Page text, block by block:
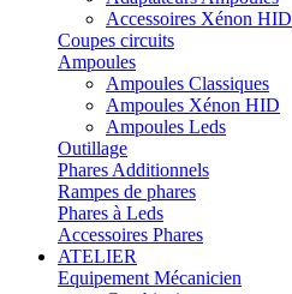
Accessoires Xénon HID
Coupes circuits
Ampoules
Ampoules Classiques
Ampoules Xénon HID
Ampoules Leds
Outillage
Phares Additionnels
Rampes de phares
Phares à Leds
Accessoires Phares
ATELIER
Equipement Mécanicien